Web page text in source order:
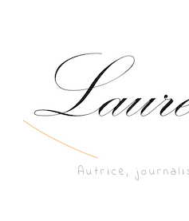
Autrice,